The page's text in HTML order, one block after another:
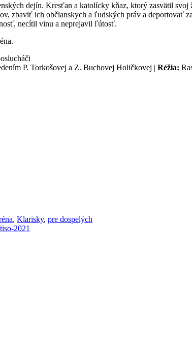
dejín. Kresťan a katolícky kňaz, ktorý zasvätil
zbaviť ich občianskych a ľudských práv a deportovať
necítil vinu a neprejavil ľútosť.
P. Torkošovej a Z. Buchovej Holičkovej | Réžia:
, Klarisky, pre dospelých
2021